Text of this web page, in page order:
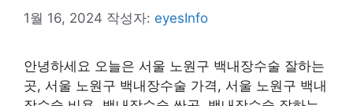
1월 16, 2024 작성자: eyesInfo
안녕하세요 오늘은 서울 노원구 백내장수술 잘하는
곳, 서울 노원구 백내장수술 가격, 서울 노원구 백내